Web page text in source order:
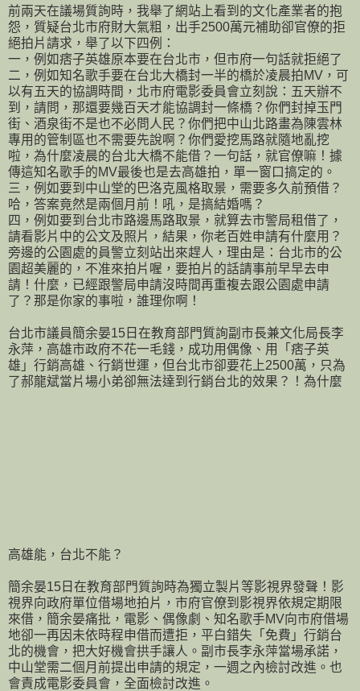
前兩天在議場質詢時，我舉了網站上看到的文化產業者的抱
怨，質疑台北市府財大氣粗，出手2500萬元補助卻官僚的拒
絕拍片請求，舉了以下四例：
一，例如痞子英雄原本要在台北市，但市府一句話就拒絕了
二，例如知名歌手要在台北大橋封一半的橋於凌晨拍MV，可
以有五天的協調時間，北市府電影委員會立刻說：五天辦不
到，請問，那還要幾百天才能協調封一條橋？你們封掉玉門
街、酒泉街不是也不必問人民？你們把中山北路畫為陳雲林
專用的管制區也不需要先說啊？你們愛挖馬路就隨地亂挖
啦，為什麼凌晨的台北大橋不能借？一句話，就官僚嘛！據
傳這知名歌手的MV最後也是去高雄拍，單一窗口搞定的。
三，例如要到中山堂的巴洛克風格取景，需要多久前預借？
哈，答案竟然是兩個月前！吼，是搞結婚嗎？
四，例如要到台北市路邊馬路取景，就算去市警局租借了，
請看影片中的公文及照片，結果，你老百姓申請有什麼用？
旁邊的公園處的員警立刻站出來趕人，理由是：台北市的公
園超美麗的，不准來拍片喔，要拍片的話請事前早早去申
請！什麼，已經跟警局申請沒時間再重複去跟公園處申請
了？那是你家的事啦，誰理你啊！
台北市議員簡余晏15日在教育部門質詢副市長兼文化局長李
永萍，高雄市政府不花一毛錢，成功用偶像、用「痞子英
雄」行銷高雄、行銷世運，但台北市卻要花上2500萬，只為
了郝龍斌當片場小弟卻無法達到行銷台北的效果？！為什麼
高雄能，台北不能？
簡余晏15日在教育部門質詢時為獨立製片等影視界發聲！影
視界向政府單位借場地拍片，市府官僚到影視界依規定期限
來借，簡余晏痛批，電影、偶像劇、知名歌手MV向市府借場
地卻一再因未依時程申借而遭拒，平白錯失「免費」行銷台
北的機會，把大好機會拱手讓人。副市長李永萍當場承諾，
中山堂需二個月前提出申請的規定，一週之內檢討改進。也
會責成電影委員會，全面檢討改進。